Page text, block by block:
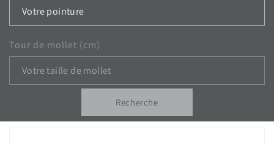
Tour de mollet (cm)
Recherche